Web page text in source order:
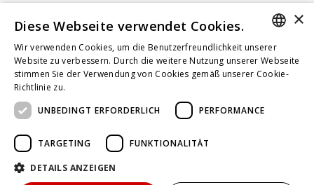
Newsletter abonnieren
Powered by KOMUNIQUE hello@taxlawblog.ch
GERMAN
FRENCH
×
Diese Webseite verwendet Cookies.
Wir verwenden Cookies, um die Benutzerfreundlichkeit unserer
Website zu verbessern. Durch die weitere Nutzung unserer Webseite
stimmen Sie der Verwendung von Cookies gemäß unserer Cookie-
Richtlinie zu.
UNBEDINGT ERFORDERLICH
PERFORMANCE
TARGETING FUNKTIONALITÄT
DETAILS ANZEIGEN